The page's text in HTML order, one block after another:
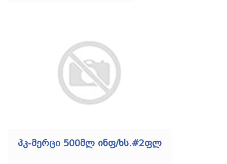
პკ-მერცი 500მლ ინფ/ხს.#2ფლ